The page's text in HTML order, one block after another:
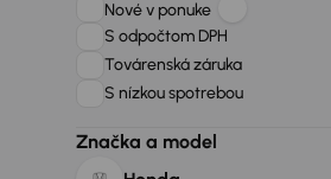
Nové v ponuke
S odpočtom DPH
Továrenská záruka
S nízkou spotrebou
Značka a model